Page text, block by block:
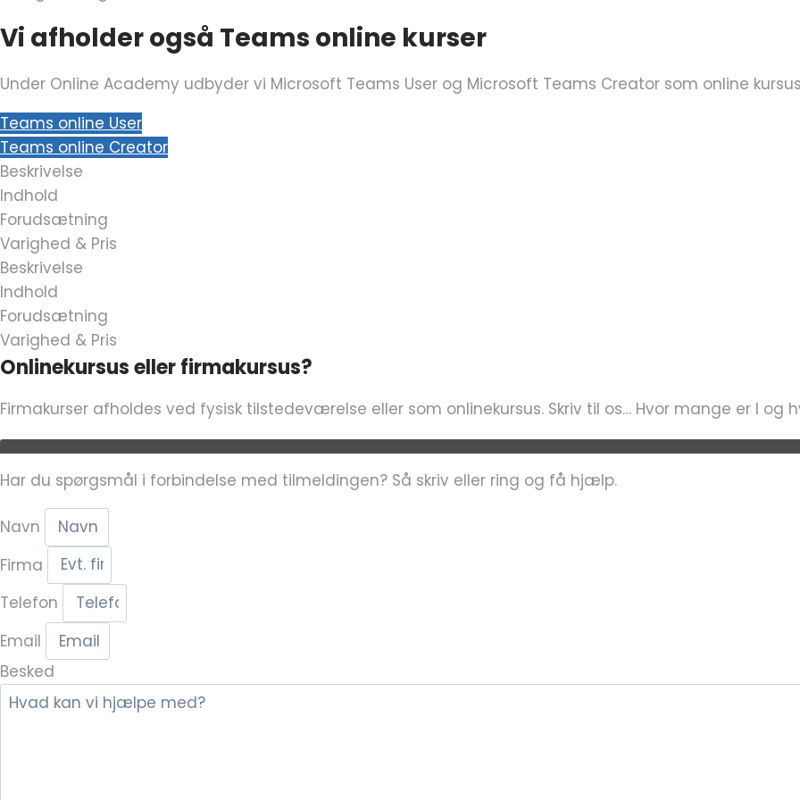
Vi afholder også Teams online kurser
Under Online Academy udbyder vi Microsoft Teams User og Microsoft Teams Creator som online
Teams online User
Teams online Creator
Beskrivelse
Indhold
Forudsætning
Varighed & Pris
Beskrivelse
Indhold
Forudsætning
Varighed & Pris
Onlinekursus eller firmakursus?
Firmakurser afholdes ved fysisk tilstedeværelse eller som onlinekursus. Skriv til os… Hvor mange er I og
Har du spørgsmål i forbindelse med tilmeldingen? Så skriv eller ring og få hjælp.
Navn
Firma
Telefon
Email
Besked